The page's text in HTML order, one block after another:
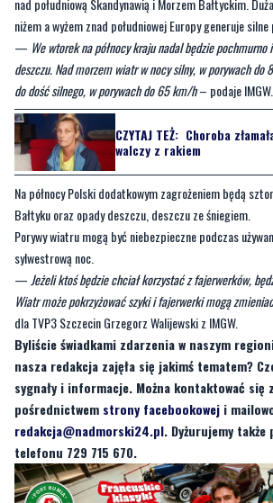
niżem a wyżem znad południowej Europy generuje
— We wtorek na północy kraju nadal będzie
deszczu. Nad morzem wiatr w nocy silny, w porywach do
do dość silnego, w porywach do 65 km/h– podaje IMGW.
CZYTAJ TEŻ: Choroba
walczy z rakiem
Na północy Polski dodatkowym zagrożeniem będą
Bałtyku oraz opady deszczu, deszczu ze śniegiem.
Porywy wiatru mogą być niebezpieczne podczas
sylwestrową noc.
— Jeżeli ktoś będzie chciał korzystać z fajerwerków,
Wiatr może pokrzyżować szyki i fajerwerki mogą
dla TVP3 Szczecin Grzegorz Walijewski z IMGW.
Byliście świadkami zdarzenia w naszym
nasza redakcja zajęła się jakimś tematem?
sygnały i informacje. Można kontaktować się
pośrednictwem strony facebookowej i
redakcja@nadmorski24.pl. Dyżurujemy
telefonu 729 715 670.